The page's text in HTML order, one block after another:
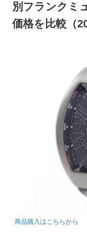
別フランクミ
価格を比較（
商品購入はこちらから